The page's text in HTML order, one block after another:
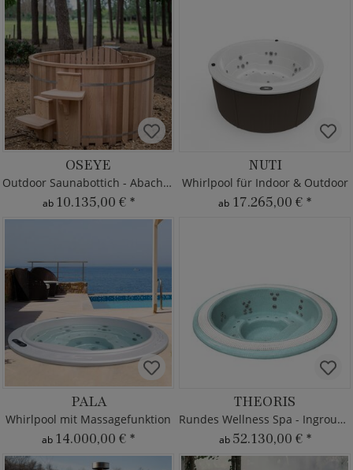
OSEYE
Outdoor Saunabottich - Abachi Holz
ab 10.135,00 € *
NUTI
Whirlpool für Indoor & Outdoor
ab 17.265,00 € *
PALA
Whirlpool mit Massagefunktion
ab 14.000,00 € *
THEORIS
Rundes Wellness Spa - Inground
ab 52.130,00 € *